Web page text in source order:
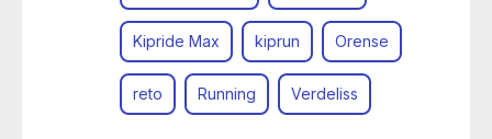
Kipride Max kiprun Orense
reto Running Verdeliss